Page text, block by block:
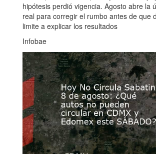
hipótesis perdió vigencia. Agosto abre la
real para corregir el rumbo antes de que
limite a explicar los resultados
Infobae